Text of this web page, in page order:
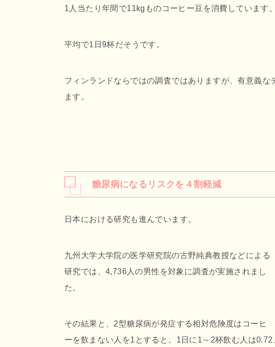
1人当たり年間で11kgものコーヒー豆を消費しています。
平均で1日9杯だそうです。
フィンランドならではの調査ではありますが、有意義な
ます。
糖尿病になるリスクを４割軽減
日本における研究も進んでいます。
九州大学大学院の医学研究院の古野純典教授などによる
研究では、4,736人の男性を対象に調査が実施されまし
た。
その結果と、2型糖尿病が発症する相対危険度はコーヒ
ーを飲まない人を1とすると、1日に1～2杯飲む人は